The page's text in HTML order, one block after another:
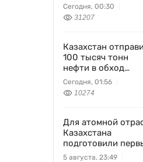
Сегодня, 00:30
31207
Казахстан
100 тысяч тонн
нефти в обход
России
Сегодня, 01:56
10274
Для атомной
Казахстана
подготовили
специалистов
5 августа, 23:49